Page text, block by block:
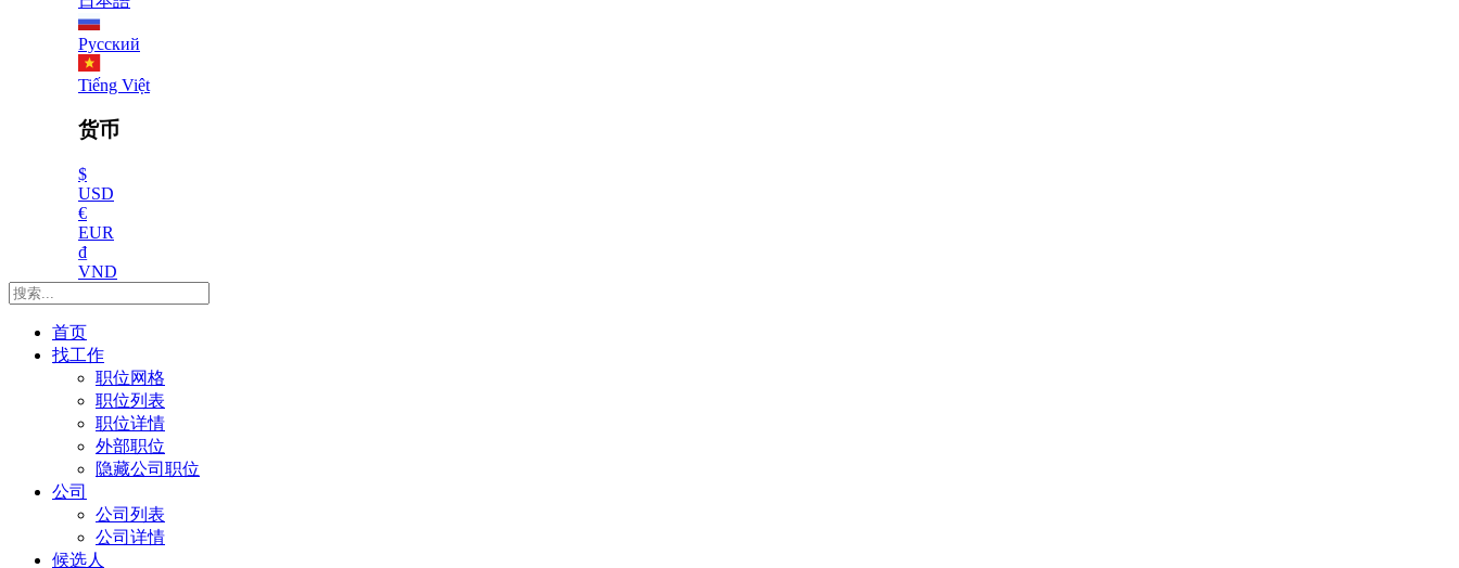
Русский
Tiếng Việt
货币
$
USD
€
EUR
₫
VND
首页
找工作
职位网格
职位列表
职位详情
外部职位
隐藏公司职位
公司
公司列表
公司详情
候选人